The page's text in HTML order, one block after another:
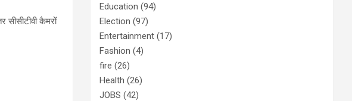
सीसीटीवी कैमरों
Education (94)
Election (97)
Entertainment (17)
Fashion (4)
fire (26)
Health (26)
JOBS (42)